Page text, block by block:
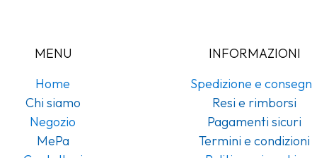
MENU
Home
Chi siamo
Negozio
MePa
INFORMAZIONI
Spedizione e
Resi e rimborsi
Pagamenti sicuri
Termini e condizioni